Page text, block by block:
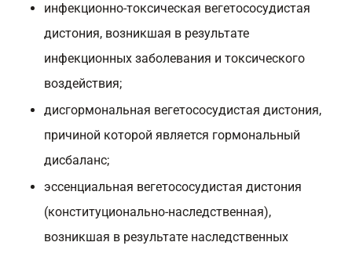
инфекционно-токсическая вегетососудистая
дистония, возникшая в результате
инфекционных заболевания и токсического
воздействия;
дисгормональная вегетососудистая дистония,
причиной которой является гормональный
дисбаланс;
эссенциальная вегетососудистая дистония
(конституционально-наследственная),
возникшая в результате наследственных